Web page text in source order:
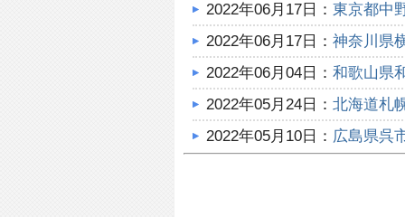
2022年06月17日： 東京都中
2022年06月17日： 神奈川県
2022年06月04日： 和歌山県
2022年05月24日： 北海道札
2022年05月10日： 広島県呉